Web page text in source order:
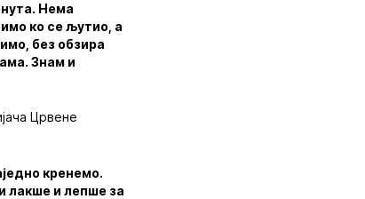
Нема
ко се љутио, а
без обзира
Знам и
Црвене
кренемо.
лакше и лепше за